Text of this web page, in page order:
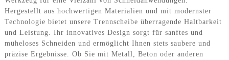
Hergestellt aus hochwertigen Materialien und mit modernster
Technologie bietet unsere Trennscheibe überragende Haltbarkeit
und Leistung. Ihr innovatives Design sorgt für sanftes und
müheloses Schneiden und ermöglicht Ihnen stets saubere und
präzise Ergebnisse. Ob Sie mit Metall, Beton oder anderen